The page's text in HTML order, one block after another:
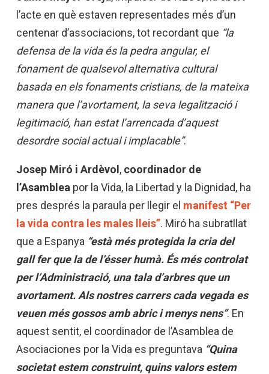
l’acte en què estaven representades més d’un
centenar d’associacions, tot recordant que “la
defensa de la vida és la pedra angular, el
fonament de qualsevol alternativa cultural
basada en els fonaments cristians, de la mateixa
manera que l’avortament, la seva legalització i
legitimació, han estat l’arrencada d’aquest
desordre social actual i implacable”.
Josep Miró i Ardèvol, coordinador de
l’Asamblea por la Vida, la Libertad y la Dignidad, ha
pres després la paraula per llegir el manifest “Per
la vida contra les males lleis”. Miró ha subratllat
que a Espanya “està més protegida la cria del
gall fer que la de l’ésser humà. És més controlat
per l’Administració, una tala d’arbres que un
avortament. Als nostres carrers cada vegada es
veuen més gossos amb abric i menys nens”. En
aquest sentit, el coordinador de l’Asamblea de
Asociaciones por la Vida es preguntava “Quina
societat estem construint, quins valors estem